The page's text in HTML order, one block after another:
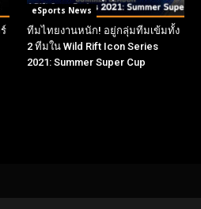
eSports News
ทีมไทยงานหนัก! อยู่กลุ่มทีมเข้มทั้ง
2 ทีมใน Wild Rift Icon Series
2021: Summer Super Cup